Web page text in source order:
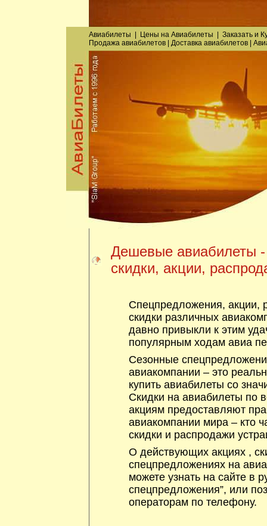
Авиабилеты Цены на Авиабилеты Заказатьи
Продажа авиабилетов| Доставка авиабилетов|
Дешевые авиабилеты -
скидки, акции,
Спецпредложения, акции,
скидки различных
давно привыкли к этим
популярным ходам авиа
Сезонные
авиакомпании – это
купить авиабилеты со
Скидки на авиабилеты по
акциям предоставляют
авиакомпании мира – кто
скидки и распродажи
О действующих акциях ,
спецпредложениях на
можете узнать на сайте в
спецпредложения”, или
операторам по телефону.